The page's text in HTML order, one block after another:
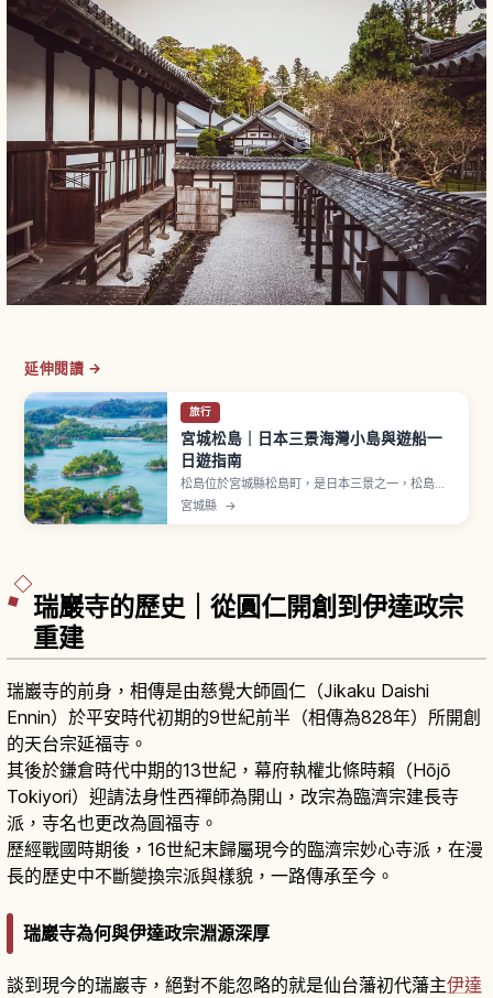
延伸閱讀 →
旅行
宮城松島｜日本三景海灣小島與遊船一
日遊指南
松島位於宮城縣松島町，是日本三景之一，松島灣
散布著許多島嶼，俳人松尾芭蕉也曾造訪。瑞巖寺
正式名稱「松島青龍山瑞巖圓福禪寺」，慶長14年
宮城縣 →
瑞巖寺的歷史｜從圓仁開創到伊達政宗
重建
瑞巖寺的前身，相傳是由慈覺大師圓仁（Jikaku Daishi
Ennin）於平安時代初期的9世紀前半（相傳為828年）所開創
的天台宗延福寺。
其後於鎌倉時代中期的13世紀，幕府執權北條時賴（Hōjō
Tokiyori）迎請法身性西禪師為開山，改宗為臨濟宗建長寺
派，寺名也更改為圓福寺。
歷經戰國時期後，16世紀末歸屬現今的臨濟宗妙心寺派，在漫
長的歷史中不斷變換宗派與樣貌，一路傳承至今。
瑞巖寺為何與伊達政宗淵源深厚
談到現今的瑞巖寺，絕對不能忽略的就是仙台藩初代藩主伊達